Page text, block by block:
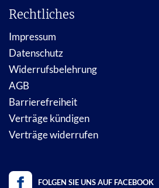
Rechtliches
Impressum
Datenschutz
Widerrufsbelehrung
AGB
Barrierefreiheit
Verträge kündigen
Verträge widerrufen
FOLGEN SIE UNS AUF FACEBOOK